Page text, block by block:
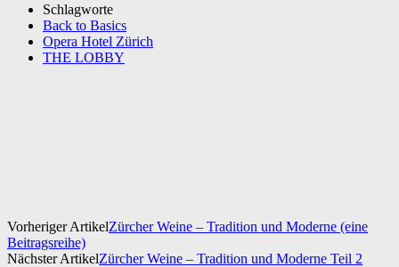
Schlagworte
Back to Basics
Opera Hotel Zürich
THE LOBBY
Vorheriger ArtikelZürcher Weine – Tradition und Moderne (eine
Beitragsreihe)
Nächster ArtikelZürcher Weine – Tradition und Moderne Teil 2